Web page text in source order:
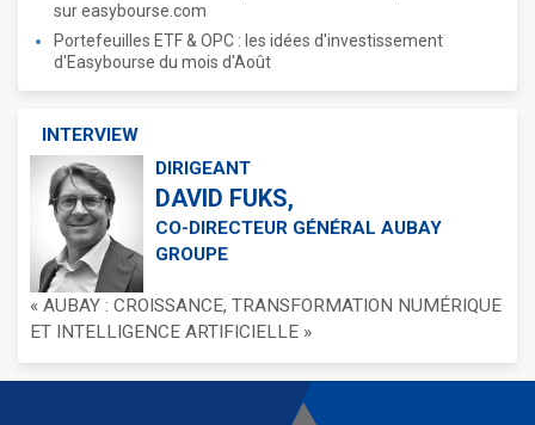
sur easybourse.com
Portefeuilles ETF & OPC : les idées d'investissement
d'Easybourse du mois d'Août
INTERVIEW
DIRIGEANT
DAVID FUKS,
CO-DIRECTEUR GÉNÉRAL AUBAY
GROUPE
« AUBAY : CROISSANCE, TRANSFORMATION NUMÉRIQUE
ET INTELLIGENCE ARTIFICIELLE »